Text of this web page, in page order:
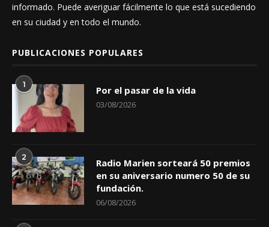
informado. Puede averiguar fácilmente lo que está sucediendo
en su ciudad y en todo el mundo.
PUBLICACIONES POPULARES
1 Por el pasar de la vida
03/08/2026
2
Radio Marien sorteará 50 premios
en su aniversario numero 50 de su
fundación.
06/08/2026